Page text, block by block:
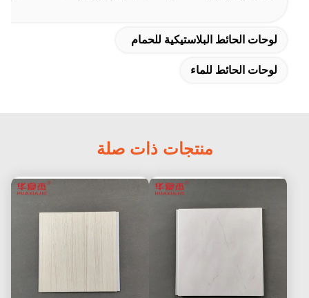
لوحات الحائط البلاستيكية للحمام
لوحات الحائط للماء
منتجات ذات صلة